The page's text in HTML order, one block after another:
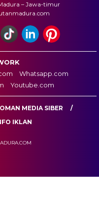
– Jawa-timur
Whatsapp.com
Youtube.com
MEDIA SIBER
IKLAN